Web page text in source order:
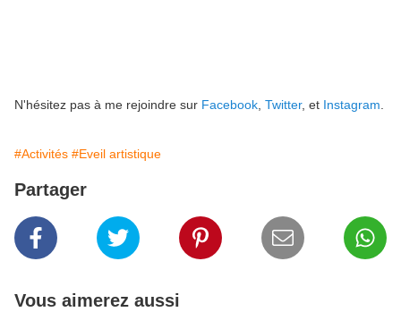
N'hésitez pas à me rejoindre sur Facebook Twitter, et Instagram
#Activités #Eveil artistique
Partager
Vous aimerez aussi